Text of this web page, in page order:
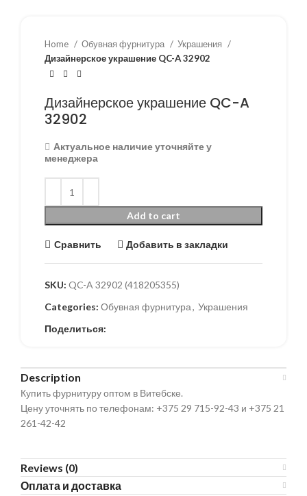
Home Обувная фурнитура
Украшения
Дизайнерское украшение QC-A 32902
Дизайнерское украшение QC-A
32902
Актуальное наличие уточняйте у
менеджера
Add to cart
Сравнить Добавить в закладки
SKU: QC-A 32902 (418205355)
Categories: Обувная фурнитура, Украшения
Поделиться:
Description
Купить фурнитуру оптом в Витебске.
Цену уточнять по телефонам: +375 29 715-92-43 и +375 21
261-42-42
Reviews (0)
Оплата и доставка